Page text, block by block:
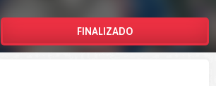
FINALIZADO